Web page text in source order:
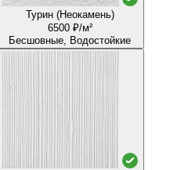
Турин (Неокамень)
6500 ₽/м²
Бесшовные, Водостойкие